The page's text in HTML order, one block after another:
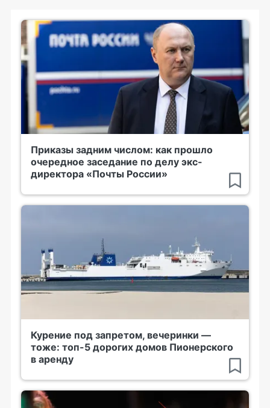
Приказы задним числом: как прошло
очередное заседание по делу экс-
директора «Почты России»
Курение под запретом, вечеринки —
тоже: топ-5 дорогих домов Пионерского
в аренду